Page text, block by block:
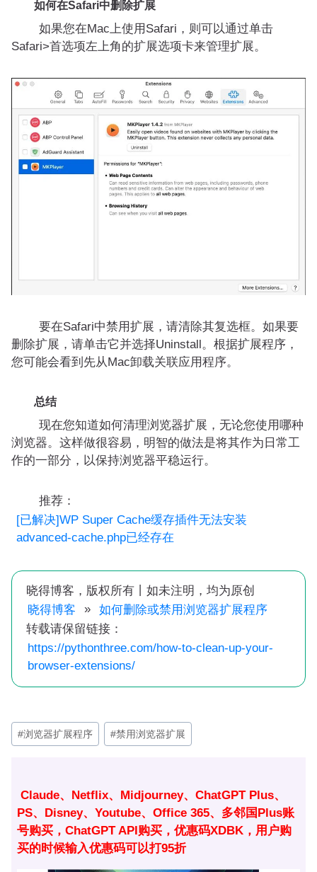
如何在Safari中删除扩展
如果您在Mac上使用Safari，则可以通过单击
Safari>首选项左上角的扩展选项卡来管理扩展。
要在Safari中禁用扩展，请清除其复选框。如果要
删除扩展，请单击它并选择Uninstall。根据扩展程序，
您可能会看到先从Mac卸载关联应用程序。
总结
现在您知道如何清理浏览器扩展，无论您使用哪种
浏览器。这样做很容易，明智的做法是将其作为日常工
作的一部分，以保持浏览器平稳运行。
推荐：
[已解决]WP Super Cache缓存插件无法安装
advanced-cache.php已经存在
晓得博客，版权所有丨如未注明，均为原创
晓得博客
»
如何删除或禁用浏览器扩展程序
转载请保留链接：
https://pythonthree.com/how-to-clean-up-your-
browser-extensions/
文
章
#浏览器扩展程序 #禁用浏览器扩展
Claude、Netflix、Midjourney、ChatGPT Plus、
PS、Disney、Youtube、Office 365、多邻国Plus账
号购买，ChatGPT API购买，优惠码XDBK，用户购
买的时候输入优惠码可以打95折